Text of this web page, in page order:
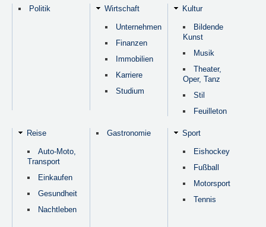
Politik Wirtschaft
Unternehmen
Finanzen
Immobilien
Karriere
Studium
Kultur
Bildende
Kunst
Musik
Theater,
Oper, Tanz
Stil
Feuilleton
Reise
Auto-Moto,
Transport
Einkaufen
Gesundheit
Nachtleben
Gastronomie Sport
Eishockey
Fußball
Motorsport
Tennis